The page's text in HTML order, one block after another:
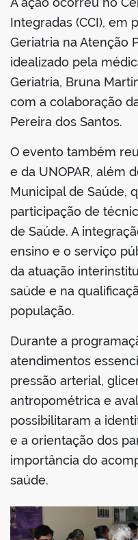
portal
Integradas (CCI), em
Geriatria na Atenção
idealizado pela
Geriatria, Bruna
com a colaboração
Pereira dos Santos.
O evento também
e da UNOPAR, além
Municipal de Saúde,
participação de
de Saúde. A
ensino e o serviço
da atuação
saúde e na
população.
Durante a
atendimentos
pressão arterial,
antropométrica e
possibilitaram a
e a orientação dos
importância do
saúde.